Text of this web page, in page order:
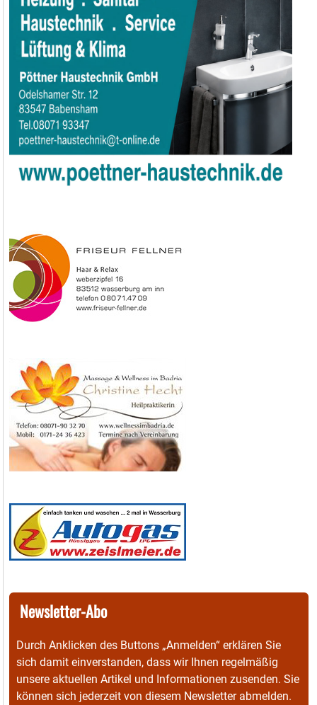
Newsletter-Abo
Durch Anklicken des Buttons „Anmelden“ erklären Sie
sich damit einverstanden, dass wir Ihnen regelmäßig
unsere aktuellen Artikel und Informationen zusenden. Sie
können sich jederzeit von diesem Newsletter abmelden.